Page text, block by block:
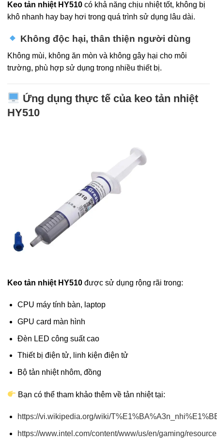
Keo tản nhiệt HY510 có khả năng chịu nhiệt tốt, không bị
khô nhanh hay bay hơi trong quá trình sử dụng lâu dài.
Không độc hại, thân thiện người dùng
Không mùi, không ăn mòn và không gây hại cho môi
trường, phù hợp sử dụng trong nhiều thiết bị.
Ứng dụng thực tế của keo tản nhiệt
HY510
Keo tản nhiệt HY510 được sử dụng rộng rãi trong:
CPU máy tính bàn, laptop
GPU card màn hình
Đèn LED công suất cao
Thiết bị điện tử, linh kiện điện tử
Bộ tản nhiệt nhôm, đồng
Bạn có thể tham khảo thêm về tản nhiệt tại:
https://vi.wikipedia.org/wiki/
https://www.intel.com/content/www/us/en/gaming/